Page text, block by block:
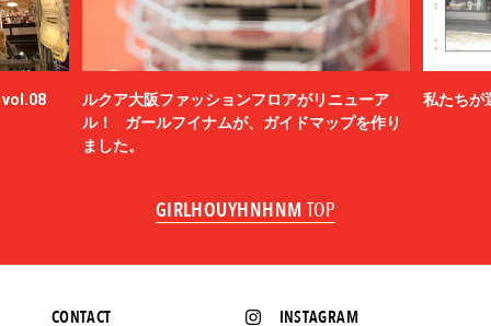
vol.08
ルクア大阪ファッションフロアがリニューア
ル！ ガールフイナムが、ガイドマップを作り
ました。
私たちが
GIRLHOUYHNHNM TOP
INSTAGRAM
CONTACT